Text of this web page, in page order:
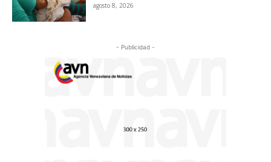
agosto 8, 2026
- Publicidad -